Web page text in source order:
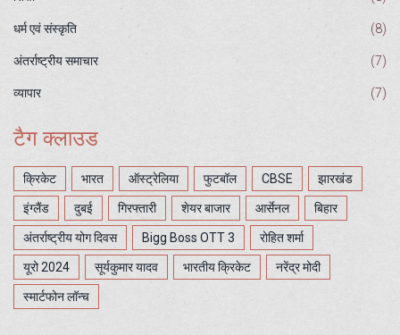
धर्म एवं संस्कृति (8)
अंतर्राष्ट्रीय समाचार (7)
व्यापार (7)
टैग क्लाउड
क्रिकेट भारत ऑस्ट्रेलिया फुटबॉल CBSE झारखंड
इंग्लैंड दुबई गिरफ्तारी शेयर बाजार आर्सेनल बिहार
अंतर्राष्ट्रीय योग दिवस Bigg Boss OTT 3 रोहित शर्मा
यूरो 2024 सूर्यकुमार यादव भारतीय क्रिकेट नरेंद्र मोदी
स्मार्टफोन लॉन्च